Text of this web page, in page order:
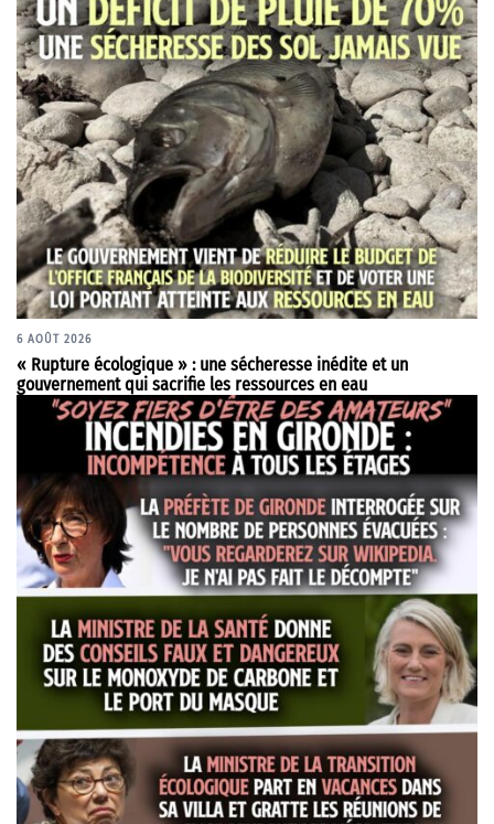
6 AOÛT 2026
« Rupture écologique » : une sécheresse inédite et un
gouvernement qui sacrifie les ressources en eau